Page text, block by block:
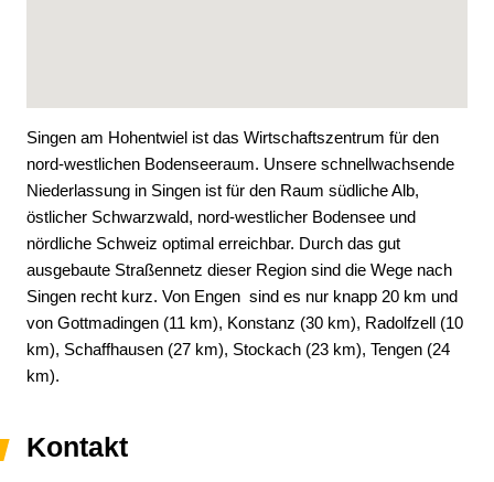
Singen am Hohentwiel ist das Wirtschaftszentrum für den
nord-westlichen Bodenseeraum. Unsere schnellwachsende
Niederlassung in Singen ist für den Raum südliche Alb,
östlicher Schwarzwald, nord-westlicher Bodensee und
nördliche Schweiz optimal erreichbar. Durch das gut
ausgebaute Straßennetz dieser Region sind die Wege nach
Singen recht kurz. Von Engen sind es nur knapp 20 km und
von Gottmadingen (11 km), Konstanz (30 km), Radolfzell (10
km), Schaffhausen (27 km), Stockach (23 km), Tengen (24
km).
Kontakt